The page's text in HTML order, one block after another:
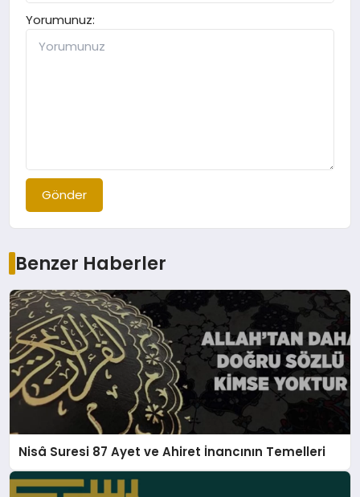
Yorumunuz:
Gönder
Benzer Haberler
Nisâ Suresi 87 Ayet ve Ahiret İnancının Temelleri